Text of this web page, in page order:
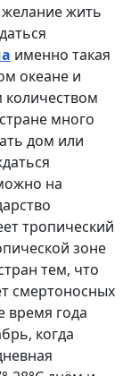
жить
именно такая
океане и
много
дом или
на
тропический
зоне
тем, что
смертоносных
время года
когда